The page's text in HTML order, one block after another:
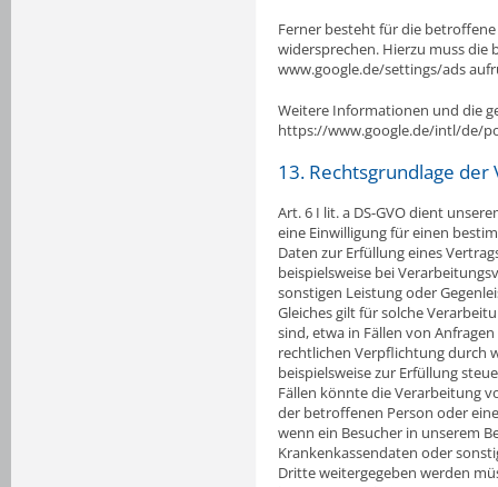
Ferner besteht für die
widersprechen. Hierzu muss
www.google.de/settings/ads
Weitere Informationen und die
https://www.google.de/intl/de/
13. Rechtsgrundlage der
Art. 6 I lit. a DS-GVO dient
eine Einwilligung für einen
Daten zur Erfüllung eines
beispielsweise bei
sonstigen Leistung oder
Gleiches gilt für solche
sind, etwa in Fällen von
rechtlichen Verpflichtung durch
beispielsweise zur Erfüllung
Fällen könnte die Verarbeitung
der betroffenen Person oder
wenn ein Besucher in unserem
Krankenkassendaten oder
Dritte weitergegeben werden